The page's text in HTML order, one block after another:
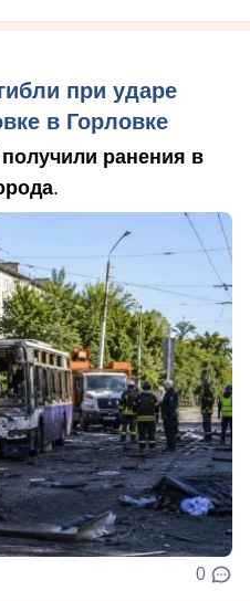
при ударе
в Горловке
ранения в
.
0